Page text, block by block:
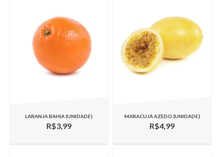
LARANJA BAHIA (UNIDADE)
R$3,99
MARACUJÁ AZEDO (UNIDADE)
R$4,99